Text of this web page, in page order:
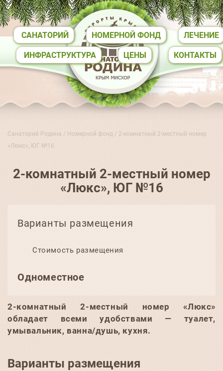
САНАТОРИЙ НОМЕРНОЙ ФОНД ЛЕЧЕНИЕ
ИНФРАСТРУКТУРА ЦЕНЫ КОНТАКТЫ
Санаторий Родина / Номерной фонд / 2-комнатный 2-местный номер
«Люкс», ЮГ №16
2-комнатный 2-местный номер
«Люкс», ЮГ №16
Варианты размещения
Стоимость размещения
Одноместное
2-комнатный 2-местный номер «Люкс»
обладает всеми удобствами — туалет,
умывальник, ванна/душь, кухня.
Варианты размещения